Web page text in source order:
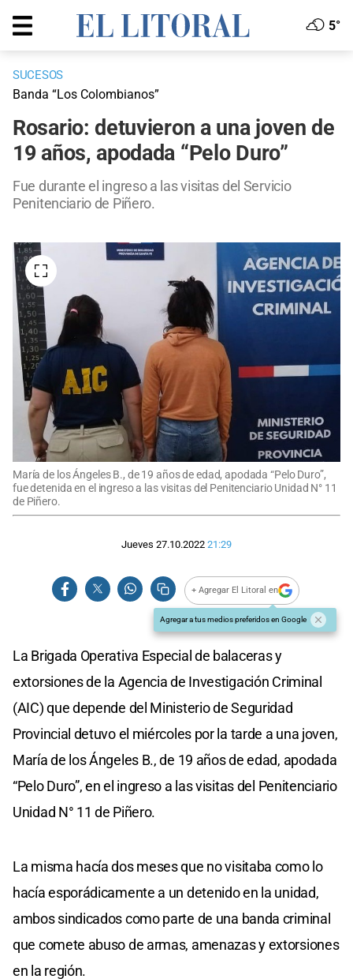
5°
SUCESOS
Banda “Los Colombianos”
Rosario: detuvieron a una joven de
19 años, apodada “Pelo Duro”
Fue durante el ingreso a las visitas del Servicio
Penitenciario de Piñero.
María de los Ángeles B., de 19 años de edad, apodada “Pelo Duro”,
fue detenida en el ingreso a las visitas del Penitenciario Unidad N° 11
de Piñero.
Jueves 27.10.2022 21:29
+ Agregar El Litoral en
Agregar a tus medios preferidos en Google
La Brigada Operativa Especial de balaceras y
extorsiones de la Agencia de Investigación Criminal
(AIC) que depende del Ministerio de Seguridad
Provincial detuvo el miércoles por la tarde a una joven,
María de los Ángeles B., de 19 años de edad, apodada
“Pelo Duro”, en el ingreso a las visitas del Penitenciario
Unidad N° 11 de Piñero.
La misma hacía dos meses que no visitaba como lo
hacía esporádicamente a un detenido en la unidad,
ambos sindicados como parte de una banda criminal
que comete abuso de armas, amenazas y extorsiones
en la región.